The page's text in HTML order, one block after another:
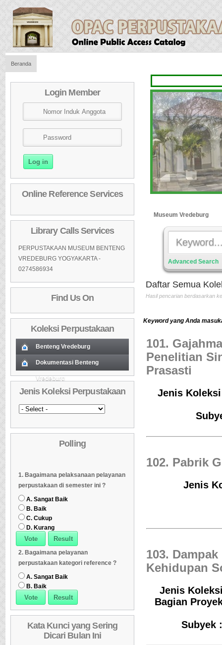
Beranda
Login Member
Online Reference Services
Library Calls Services
PERPUSTAKAAN MUSEUM BENTENG
VREDEBURG YOGYAKARTA -
0274586934
Find Us On
Koleksi Perpustakaan
Benteng Vredeburg
01 Koleksi Baru (Cover)
Daftar Koleksi Baru (Tgl.Input)
03 Daftar Koleksi (Pengarang)
04 Daftar Koleksi (Judul)
05 Daftar Koleksi (Subyek)
Daftar Koleksi Banyak
08 Daftar Koleksi (Peruntukan)
Dokumentasi Benteng
Vredeburg
Koleksi Baru (Cover)
02 Daftar Koleksi Baru (Tgl.Input)
03 Daftar Koleksi (Pengarang)
04 Daftar Koleksi (Judul)
Daftar Koleksi (Subyek)
Dipinjam
07 Daftar Koleksi (Klasifikasi/ddc)
Jenis Koleksi Perpustakaan
Polling
1. Bagaimana pelaksanaan pelayanan
perpustakaan di semester ini ?
A. Sangat Baik
B. Baik
C. Cukup
D. Kurang
2. Bagaimana pelayanan
perpustakaan kategori reference ?
A. Sangat Baik
B. Baik
Kata Kunci yang Sering
Dicari Bulan Ini
Museum Vredeburg
Advanced Search
Daftar Semua
Hasil pencarian berdasarkan
Keyword yang Anda
101.
Penelitian
Prasasti
Jenis
102. Pabrik
Jenis
103.
Kehidupan
Jenis
Bagian
Subyek